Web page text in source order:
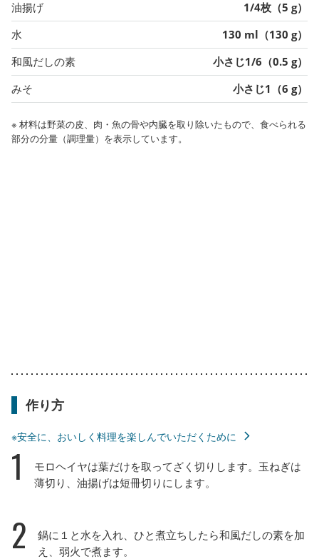
油揚げ
1/4枚（5 g）
水
130 ml（130 g）
和風だしの素
小さじ1/6（0.5 g）
みそ
小さじ1（6 g）
※ 材料は野菜の皮、肉・魚の骨や内臓を取り除いたもので、食べられる
部分の分量（調理量）を表示しています。
作り方
※安全に、おいしく料理を楽しんでいただくために
1
モロヘイヤは葉だけを取ってざく切りします。玉ねぎは
薄切り、油揚げは短冊切りにします。
2
鍋に１と水を入れ、ひと煮立ちしたら和風だしの素を加
え、弱火で煮ます。